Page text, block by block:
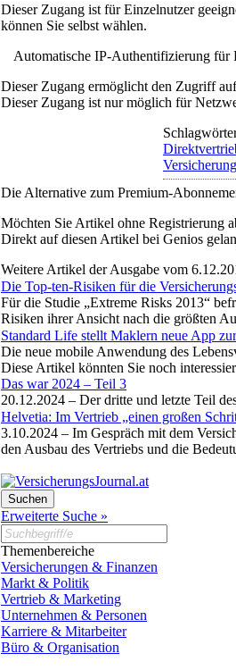
Dieser Zugang ist für Einzelnutzer
können Sie selbst wählen.
Automatische IP-Authentifizierung für
Dieser Zugang ermöglicht den Zugriff
Dieser Zugang ist nur möglich für
Die Alternative zum Premium-
Möchten Sie Artikel ohne Registrierung
Direkt auf diesen Artikel bei Genios
Weitere Artikel der Ausgabe vom
Die Top-ten-Risiken für die
Für die Studie „Extreme Risks 2013“
Risiken ihrer Ansicht nach die größten
Standard Life stellt Maklern neue App
Die neue mobile Anwendung des
Diese Artikel könnten Sie noch
Das war 2024 – Teil 3
20.12.2024 – Der dritte und letzte Teil
Helvetia: Im Vertrieb „einen großen
3.10.2024 – Im Gespräch mit dem
den Ausbau des Vertriebs und die
Erweiterte Suche »
Themenbereiche
Versicherungen & Finanzen
Markt & Politik
Vertrieb & Marketing
Unternehmen & Personen
Karriere & Mitarbeiter
Büro & Organisation